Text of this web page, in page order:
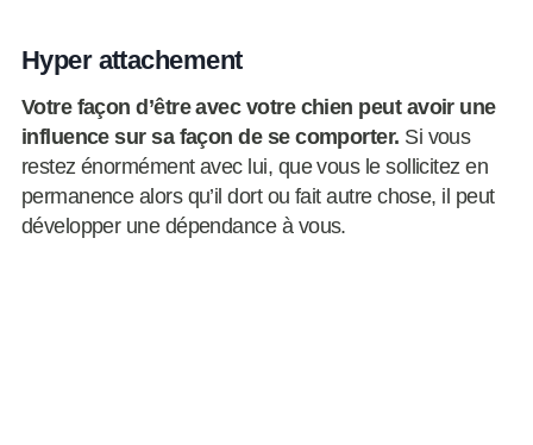
Hyper attachement
Votre façon d’être avec votre chien peut avoir une
influence sur sa façon de se comporter. Si vous
restez énormément avec lui, que vous le sollicitez en
permanence alors qu’il dort ou fait autre chose, il peut
développer une dépendance à vous.